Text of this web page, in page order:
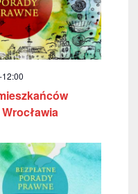
w
i
g
a
c
j
a
k
i
n
g
a
c
-12:00